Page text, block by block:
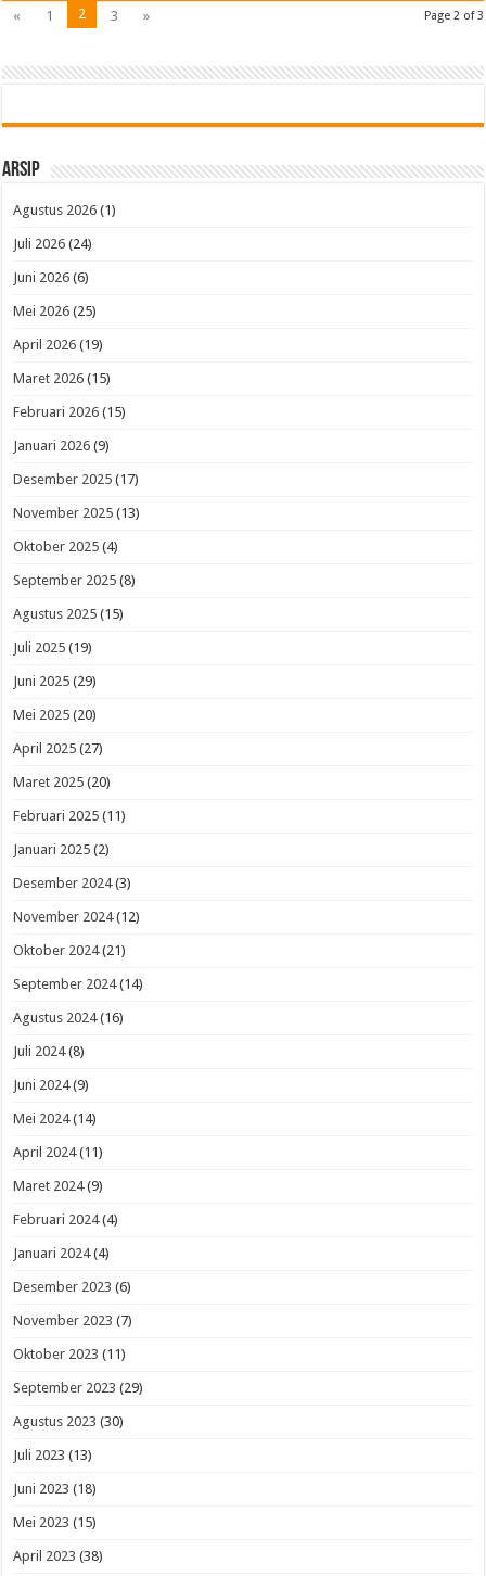
Page 2 of 3
« 1 2 3 »
Arsip
Agustus 2026 (1)
Juli 2026 (24)
Juni 2026 (6)
Mei 2026 (25)
April 2026 (19)
Maret 2026 (15)
Februari 2026 (15)
Januari 2026 (9)
Desember 2025 (17)
November 2025 (13)
Oktober 2025 (4)
September 2025 (8)
Agustus 2025 (15)
Juli 2025 (19)
Juni 2025 (29)
Mei 2025 (20)
April 2025 (27)
Maret 2025 (20)
Februari 2025 (11)
Januari 2025 (2)
Desember 2024(3)
November 2024(12)
Oktober 2024(21)
September 2024(14)
Agustus 2024(16)
Juli 2024(8)
Juni 2024(9)
Mei 2024(14)
April 2024(11)
Maret 2024(9)
Februari 2024(4)
Januari 2024(4)
Desember 2023 (6)
November 2023 (7)
Oktober 2023 (11)
September 2023 (29)
Agustus 2023 (30)
Juli 2023 (13)
Juni 2023 (18)
Mei 2023 (15)
April 2023 (38)